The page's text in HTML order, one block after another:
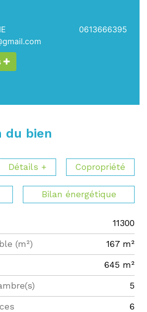
0613666395
du bien
Détails + Copropriété
Bilan énergétique
11300
(m²) 167 m²
645 m²
5
6